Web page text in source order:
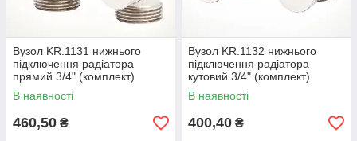
Вузол KR.1131 нижнього
підключення радіатора
прямий 3/4" (комплект)
В наявності
460,50 ₴
Вузол KR.1132 нижнього
підключення радіатора
кутовий 3/4" (комплект)
В наявності
400,40 ₴